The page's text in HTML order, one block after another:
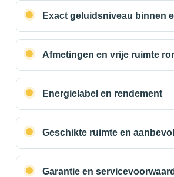
Exact geluidsniveau binnen
Afmetingen en vrije ruimte
Energielabel en rendement
Geschikte ruimte en
Garantie en